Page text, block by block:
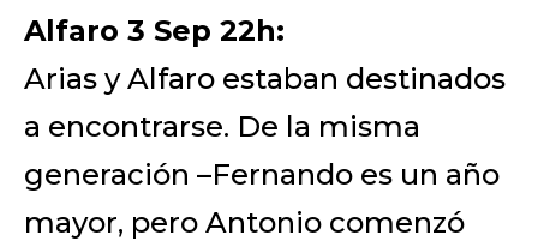
Alfaro 3 Sep 22h:
Arias y Alfaro estaban destinados
a encontrarse. De la misma
generación –Fernando es un año
mayor, pero Antonio comenzó